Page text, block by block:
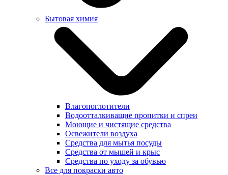
Бытовая химия
Влагопоглотители
Водоотталкиващие пропитки и спреи
Моющие и чистящие средства
Освежители воздуха
Средства для мытья посуды
Средства от мышей и крыс
Средства по уходу за обувью
Все для покраски авто